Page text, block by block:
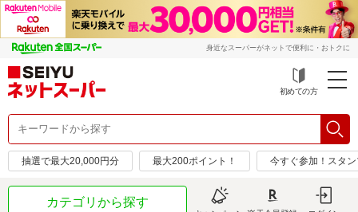
身近なスーパーがネットで便利に・おトクに
初めての方
抽選で最大20,000円分 最大200ポイント！ 今すぐ参加！スタ
カテゴリから探す